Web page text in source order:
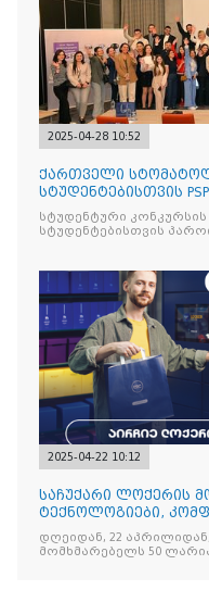
2025-04-28 10:52
ქართველი
სტუდენტებისთვის
იტალიური ბრენდის
სტუდენტური კონკურსის
სტუდენტებისთვის
2025-04-22 10:12
საჩუქარი ლოქერის
ტექნოლოგიები,
ყოველთვის სარგებ
დღეიდან, 22
მომხმარებელს 50